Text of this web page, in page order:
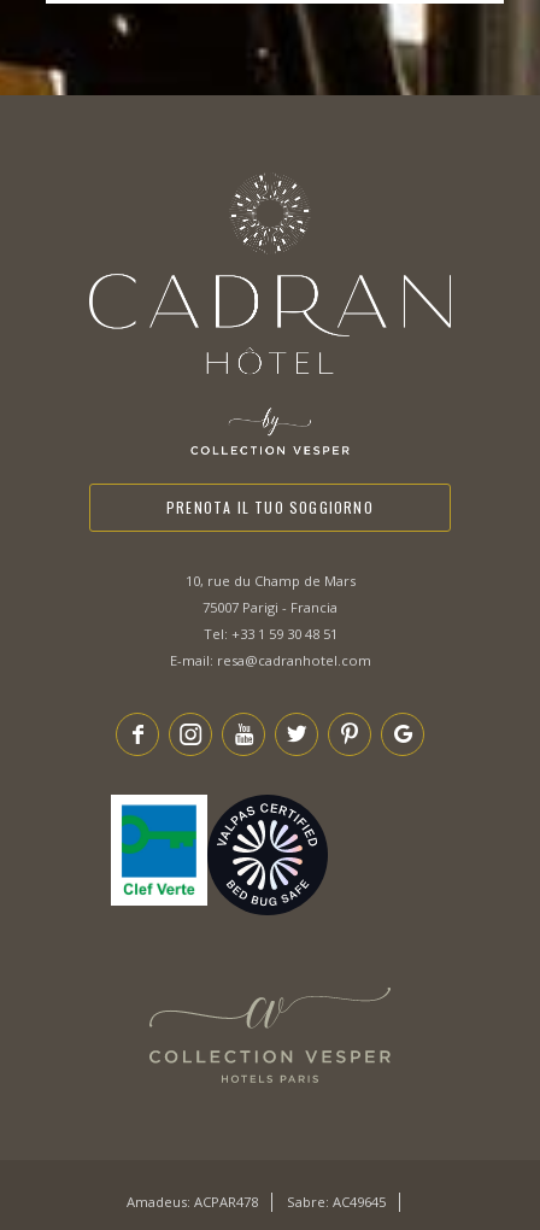
PRENOTA IL TUO SOGGIORNO
10, rue du Champ de Mars
75007 Parigi - Francia
Tel: +33 1 59 30 48 51
E-mail: resa@cadranhotel.com
Amadeus: ACPAR478 Sabre: AC49645